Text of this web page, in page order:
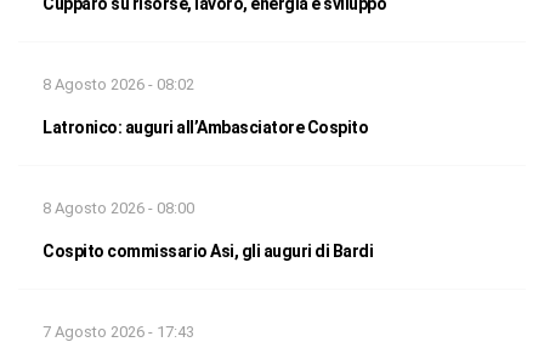
8 Agosto 2026 - 08:02
Latronico: auguri all’Ambasciatore Cospito
8 Agosto 2026 - 08:00
Cospito commissario Asi, gli auguri di Bardi
7 Agosto 2026 - 17:43